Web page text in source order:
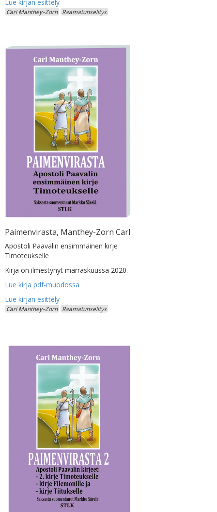
Carl Manthey–Zorn Raamatunselitys
Paimenvirasta, Manthey-Zorn Carl
Apostoli Paavalin ensimmäinen kirje
Timoteukselle
Kirja on ilmestynyt marraskuussa 2020.
Lue kirja pdf-muodossa
Carl Manthey–Zorn Raamatunselitys